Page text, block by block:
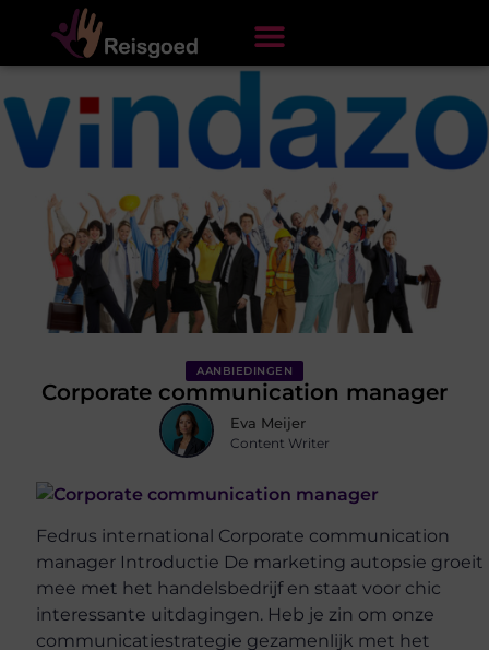
AANBIEDINGEN
Corporate communication manager
Eva Meijer
Content Writer
Fedrus international Corporate communication
manager Introductie De marketing autopsie groeit
mee met het handelsbedrijf en staat voor chic
interessante uitdagingen. Heb je zin om onze
communicatiestrategie gezamenlijk met het